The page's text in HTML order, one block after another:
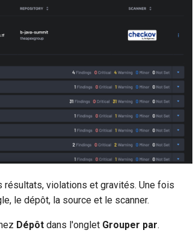
résultats, violations et gravités. Une fois
le dépôt, la source et le scanner.
Dépôt dans l'onglet Grouper par.